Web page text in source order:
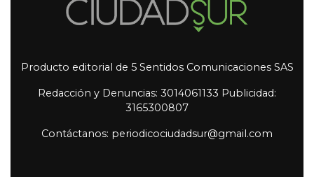
Producto editorial de 5 Sentidos Comunicaciones SAS
Redacción y Denuncias: 3014061133 Publicidad:
3165300807
Contáctanos: periodicociudadsur@gmail.com